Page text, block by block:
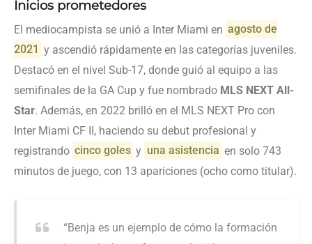
Inicios prometedores
El mediocampista se unió a Inter Miami en agosto de
2021 y ascendió rápidamente en las categorías juveniles.
Destacó en el nivel Sub-17, donde guió al equipo a las
semifinales de la GA Cup y fue nombrado MLS NEXT All-
Star. Además, en 2022 brilló en el MLS NEXT Pro con
Inter Miami CF II, haciendo su debut profesional y
registrando cinco goles y una asistencia en solo 743
minutos de juego, con 13 apariciones (ocho como titular).
“Benja es un ejemplo de cómo la formación